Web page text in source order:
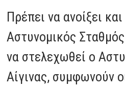
Πρέπει να ανοίξει
Αστυνομικός
να στελεχωθεί ο
Αίγινας, συμφωνούν